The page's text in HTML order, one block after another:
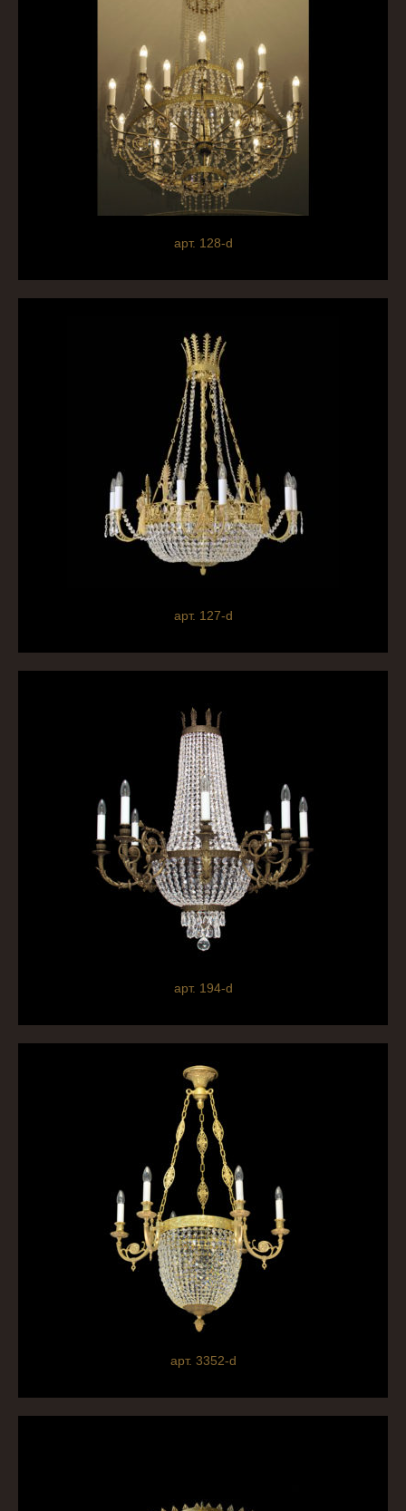
арт. 128-d
арт. 127-d
арт. 194-d
арт. 3352-d